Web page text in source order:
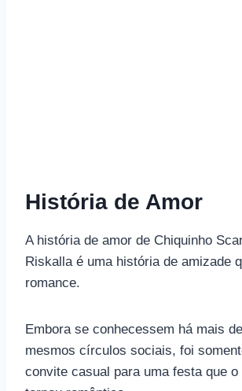
História de Amor
A história de amor de Chiquinho
Riskalla é uma história de amizade
romance.
Embora se conhecessem há mais
mesmos círculos sociais, foi
convite casual para uma festa que